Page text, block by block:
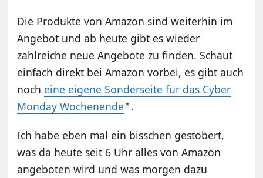
Die Produkte von Amazon sind weiterhin im
Angebot und ab heute gibt es wieder
zahlreiche neue Angebote zu finden. Schaut
einfach direkt bei Amazon vorbei, es gibt auch
noch eine eigene Sonderseite für das Cyber
Monday Wochenende .
Ich habe eben mal ein bisschen gestöbert,
was da heute seit 6 Uhr alles von Amazon
angeboten wird und was morgen dazu